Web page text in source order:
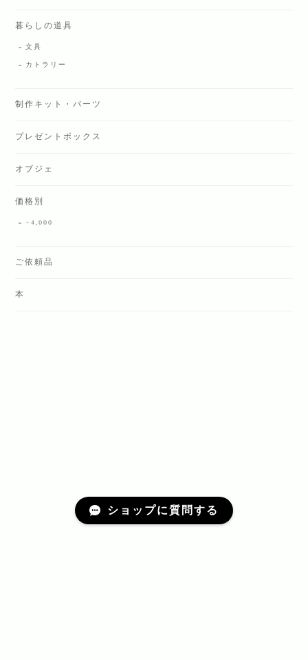
暮らしの道具
文具
カトラリー
制作キット・パーツ
プレゼントボックス
オブジェ
価格別
~4,000
ご依頼品
本
ショップに質問する